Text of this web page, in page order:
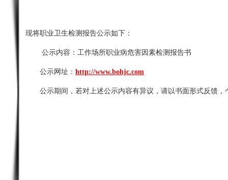
现将职业卫生检测报告公示如下：
公示内容： 工作场所职业病危害因素检测报告书
公示网址： http://www.bohjc.com
公示期间，若对上述公示内容有异议，请以书面形式反馈，